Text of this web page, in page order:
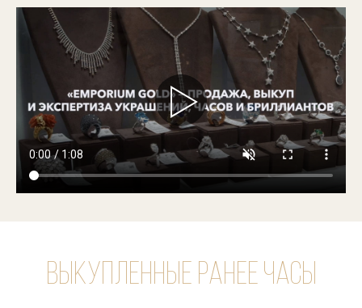
Выкупленные ранее часы